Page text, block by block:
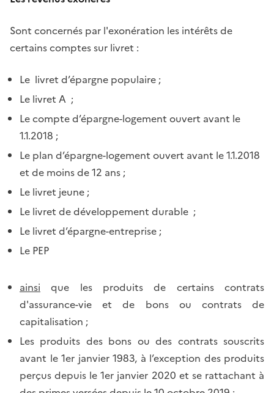
Sont concernés par l'exonération les intérêts de
certains comptes sur livret :
Le livret d’épargne populaire ;
Le livret A ;
Le compte d’épargne-logement ouvert avant le
1.1.2018 ;
Le plan d’épargne-logement ouvert avant le 1.1.2018
et de moins de 12 ans ;
Le livret jeune ;
Le livret de développement durable ;
Le livret d’épargne-entreprise ;
Le PEP
ainsi que les produits de certains contrats
d'assurance-vie et de bons ou contrats de
capitalisation ;
Les produits des bons ou des contrats souscrits
avant le 1er janvier 1983, à l’exception des produits
perçus depuis le 1er janvier 2020 et se rattachant à